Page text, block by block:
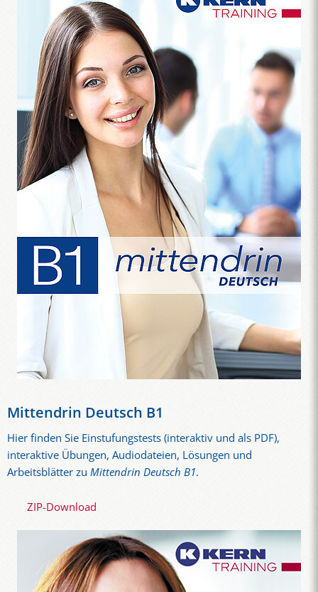
Mittendrin Deutsch B1
Hier finden Sie Einstufungstests (interaktiv und als PDF),
interaktive Übungen, Audiodateien, Lösungen und
Arbeitsblätter zu Mittendrin Deutsch B1.
ZIP-Download